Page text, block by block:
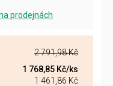
prodejnách
2 791,98 Kč
1 768,85 Kč/ks
1 461,86 Kč